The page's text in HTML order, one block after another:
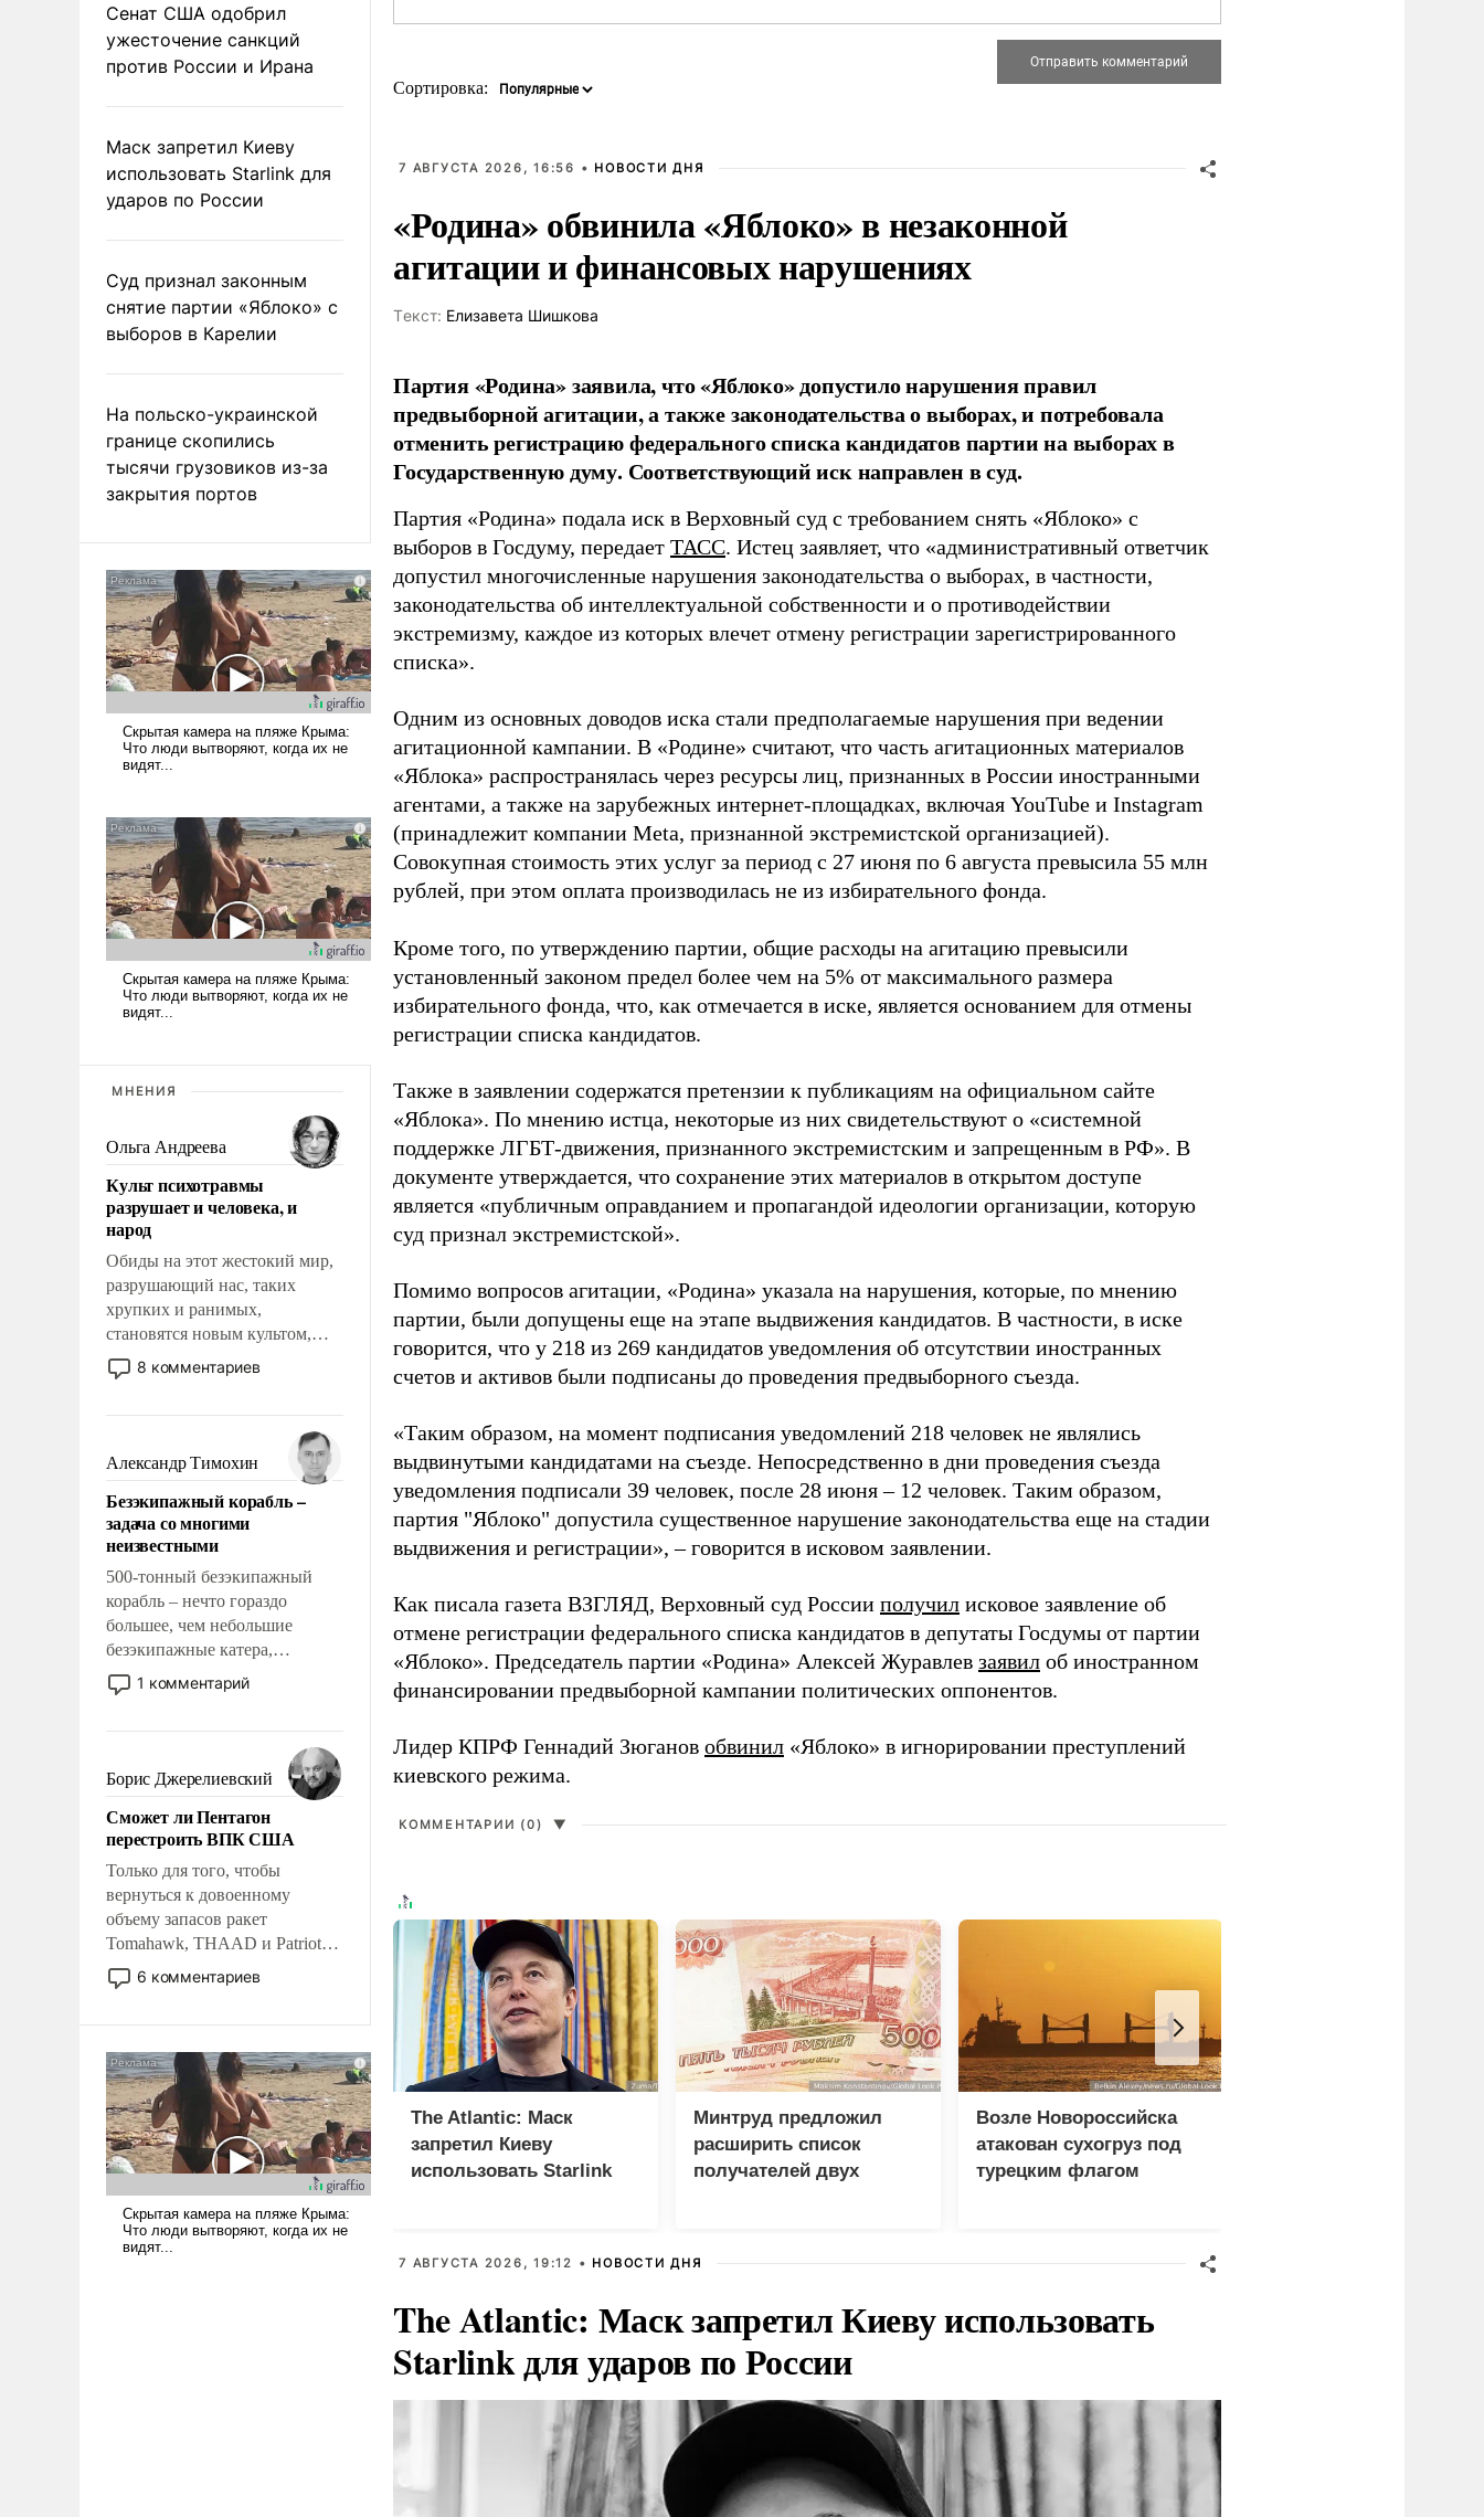
Сенат США одобрил
ужесточение санкций
против России и Ирана
Маск запретил Киеву
использовать Starlink для
ударов по России
Суд признал законным
снятие партии «Яблоко» с
выборов в Карелии
На польско-украинской
границе скопились
тысячи грузовиков из-за
закрытия портов
МНЕНИЯ
Ольга Андреева
Культ психотравмы
разрушает и человека, и
народ
Обиды на этот жестокий мир,
разрушающий нас, таких
хрупких и ранимых,
становятся новым культом,
постепенно вытесняя и
отменяя традиционное
мужественным и твердым под
ударами судьбы, брать на себя
ответственность, помогать
слабым, идти вперед и
адаптироваться.
8 комментариев
Александр Тимохин
Безэкипажный корабль –
задача со многими
неизвестными
500-тонный безэкипажный
корабль – нечто гораздо
большее, чем небольшие
безэкипажные катера,
применение которых уже
стало обыденностью. Задача по
сложна и амбициозна. Однако
и ее реализация радикально
поднимет наши боевые
возможности.
1 комментарий
Борис Джерелиевский
Сможет ли Пентагон
перестроить ВПК США
Только для того, чтобы
вернуться к довоенному
объему запасов ракет
Tomahawk, THAAD и Patriot
США потребуется более трех
лет. Даже небольшая война с
Сложившаяся ситуация
означает многолетний период
уязвимости США, например,
перед Китаем.
6 комментариев
Сортировка:
7 АВГУСТА 2026, 16:56 • НОВОСТИ ДНЯ
«Родина» обвинила «Яблоко» в незаконной
агитации и финансовых нарушениях
Tекст: Елизавета Шишкова
Партия «Родина» заявила, что «Яблоко» допустило нарушения правил
предвыборной агитации, а также законодательства о выборах, и потребовала
отменить регистрацию федерального списка кандидатов партии на выборах в
Государственную думу. Соответствующий иск направлен в суд.
Партия «Родина» подала иск в Верховный суд с требованием снять «Яблоко» с
выборов в Госдуму, передает ТАСС. Истец заявляет, что «административный ответчик
допустил многочисленные нарушения законодательства о выборах, в частности,
законодательства об интеллектуальной собственности и о противодействии
экстремизму, каждое из которых влечет отмену регистрации зарегистрированного
списка».
Одним из основных доводов иска стали предполагаемые нарушения при ведении
агитационной кампании. В «Родине» считают, что часть агитационных материалов
«Яблока» распространялась через ресурсы лиц, признанных в России иностранными
агентами, а также на зарубежных интернет-площадках, включая YouTube и Instagram
(принадлежит компании Meta, признанной экстремистской организацией).
Совокупная стоимость этих услуг за период с 27 июня по 6 августа превысила 55 млн
рублей, при этом оплата производилась не из избирательного фонда.
Кроме того, по утверждению партии, общие расходы на агитацию превысили
установленный законом предел более чем на 5% от максимального размера
избирательного фонда, что, как отмечается в иске, является основанием для отмены
регистрации списка кандидатов.
Также в заявлении содержатся претензии к публикациям на официальном сайте
«Яблока». По мнению истца, некоторые из них свидетельствуют о «системной
поддержке ЛГБТ-движения, признанного экстремистским и запрещенным в РФ». В
документе утверждается, что сохранение этих материалов в открытом доступе
является «публичным оправданием и пропагандой идеологии организации, которую
суд признал экстремистской».
Помимо вопросов агитации, «Родина» указала на нарушения, которые, по мнению
партии, были допущены еще на этапе выдвижения кандидатов. В частности, в иске
говорится, что у 218 из 269 кандидатов уведомления об отсутствии иностранных
счетов и активов были подписаны до проведения предвыборного съезда.
«Таким образом, на момент подписания уведомлений 218 человек не являлись
выдвинутыми кандидатами на съезде. Непосредственно в дни проведения съезда
уведомления подписали 39 человек, после 28 июня – 12 человек. Таким образом,
партия "Яблоко" допустила существенное нарушение законодательства еще на стадии
выдвижения и регистрации», – говорится в исковом заявлении.
Как писала газета ВЗГЛЯД, Верховный суд России получил исковое заявление об
отмене регистрации федерального списка кандидатов в депутаты Госдумы от партии
«Яблоко». Председатель партии «Родина» Алексей Журавлев заявил об иностранном
финансировании предвыборной кампании политических оппонентов.
Лидер КПРФ Геннадий Зюганов обвинил «Яблоко» в игнорировании преступлений
киевского режима.
КОММЕНТАРИИ (0) ▼
The Atlantic: Маск
запретил Киеву
использовать Starlink
Минтруд предложил
расширить список
получателей двух
Возле Новороссийска
атакован сухогруз под
турецким флагом
7 АВГУСТА 2026, 19:12 • НОВОСТИ ДНЯ
The Atlantic: Маск запретил Киеву использовать
Starlink для ударов по России